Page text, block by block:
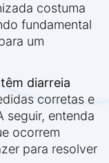
costuma
fundamental
um
diarreia
corretas e
seguir, entenda
ocorrem
para resolver